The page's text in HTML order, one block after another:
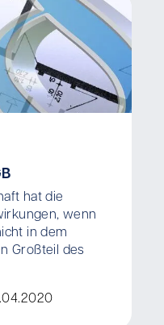
hat die
wenn
in dem
Großteil des